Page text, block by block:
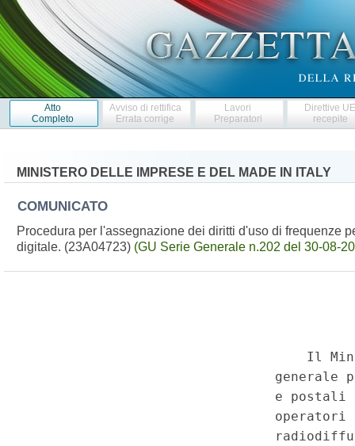
Atto
Completo
Avviso di rettifica
Errata corrige
Lavori
Preparatori
Direttive
recepite
MINISTERO DELLE IMPRESE E DEL MADE IN ITALY
COMUNICATO
Procedura per l'assegnazione dei diritti d'uso di frequenze
digitale. (23A04723) (GU Serie Generale n.202 del 30-08-